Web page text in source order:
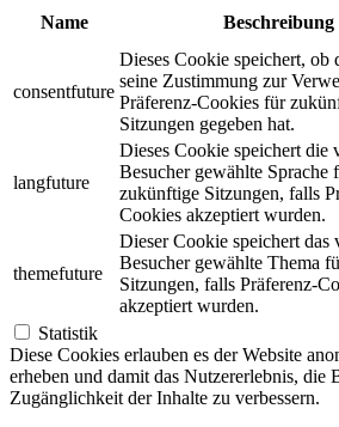
Name Beschreibung
consentfuture
Dieses Cookie speichert, ob
seine Zustimmung zur
Präferenz-Cookies für
Sitzungen gegeben hat.
langfuture
Dieses Cookie speichert die
Besucher gewählte Sprache
zukünftige Sitzungen, falls
Cookies akzeptiert wurden.
themefuture
Dieser Cookie speichert das
Besucher gewählte Thema
Sitzungen, falls Präferenz-
akzeptiert wurden.
Statistik
Diese Cookies erlauben es der Website
erheben und damit das Nutzererlebnis, die
Zugänglichkeit der Inhalte zu verbessern.